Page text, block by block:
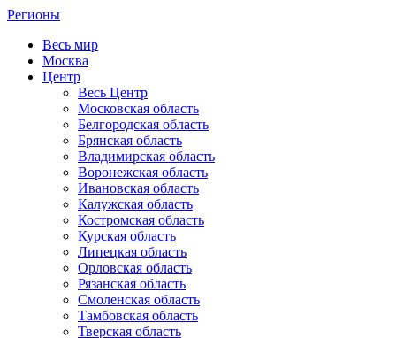
Регионы
Весь мир
Москва
Центр
Весь Центр
Московская область
Белгородская область
Брянская область
Владимирская область
Воронежская область
Ивановская область
Калужская область
Костромская область
Курская область
Липецкая область
Орловская область
Рязанская область
Смоленская область
Тамбовская область
Тверская область